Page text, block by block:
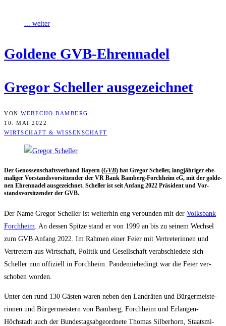
... weiter
Gol­de­ne GVB-Ehrennadel
Gre­gor Schel­ler ausgezeichnet
VON WEBECHO BAMBERG
10. MAI 2022
WIRTSCHAFT & WISSENSCHAFT
Der Genos­sen­schafts­ver­band Bay­ern (GVB) hat Gre­gor Schel­ler, lang­jäh­ri­ger ehe­
ma­li­ger Vor­stands­vor­sit­zen­der der VR Bank Bam­berg-Forch­heim eG, mit der gol­de­
nen Ehren­na­del aus­ge­zeich­net. Schel­ler ist seit Anfang 2022 Prä­si­dent und Vor­
stands­vor­sit­zen­der der GVB.
Der Name Gre­gor Schel­ler ist wei­ter­hin eng ver­bun­den mit der Volks­bank
Forch­heim . An des­sen Spit­ze stand er von 1999 an bis zu sei­nem Wech­sel
zum GVB Anfang 2022. Im Rah­men einer Fei­er mit Ver­tre­te­rin­nen und
Ver­tre­tern aus Wirt­schaft, Poli­tik und Gesell­schaft ver­ab­schie­de­te sich
Schel­ler nun offi­zi­ell in Forch­heim. Pan­de­mie­be­dingt war die Fei­er ver­
scho­ben worden.
Unter den rund 130 Gäs­ten waren neben den Land­rä­ten und Bür­ger­meis­te­
rin­nen und Bür­ger­meis­tern von Bam­berg, Forch­heim und Erlan­gen-
Höchstadt auch der Bun­des­tags­ab­ge­ord­ne­te Tho­mas Sil­ber­horn, Staats­mi­